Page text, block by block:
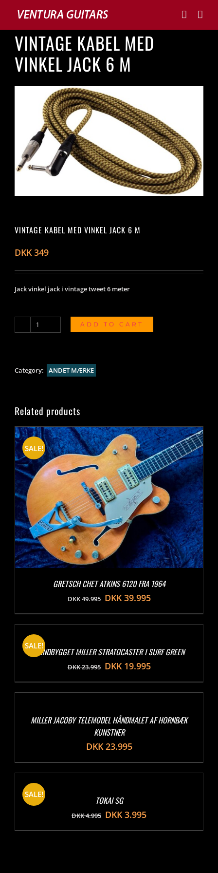
content
VINTAGE KABEL MED
VINKEL JACK 6 M
VINTAGE KABEL MED VINKEL JACK 6 M
DKK349
Jack vinkel jack i vintage tweet 6 meter
Vintage
vinkel
jack
quantity
ADD TO CART
Category: ANDET MÆRKE
Related products
SALE!
GRETSCH CHET ATKINS 6120 FRA 1964
DKK49.995 DKK39.995
SALE!
HÅNDBYGGET MILLER STRATOCASTER I SURF GREEN
DKK23.995 DKK19.995
MILLER JACOBY TELEMODEL HÅNDMALET AF HORNBÆK
KUNSTNER
DKK23.995
SALE!
TOKAI SG
DKK4.995 DKK 3.995